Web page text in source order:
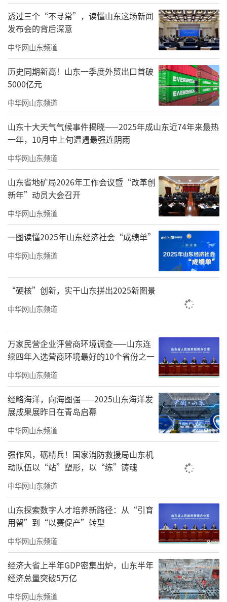
国足本届亚洲杯小组赛战绩：
1月13日第一轮，国足0-0塔吉克斯坦
1月17日第二轮，国足0-0黎巴嫩
1月22日第三轮，国足0-1卡塔尔
亚洲杯A组最终积分榜
（来源：新黄河）
责任编辑：窦静
透过三个“不寻常”，读懂山东这场新闻
发布会的背后深意
中华网山东频道
历史同期新高！山东一季度外贸出口首破
5000亿元
中华网山东频道
山东十大天气气候事件揭晓——2025年成山东近74年来最热
一年，10月中上旬遭遇最强连阴雨
中华网山东频道
山东省地矿局2026年工作会议暨“改革创
新年”动员大会召开
中华网山东频道
一图读懂2025年山东经济社会“成绩单”
中华网山东频道
“硬核”创新，实干山东拼出2025新图景
中华网山东频道
万家民营企业评营商环境调查——山东连
续四年入选营商环境最好的10个省份之一
中华网山东频道
经略海洋，向海图强——2025山东海洋发
展成果展昨日在青岛启幕
中华网山东频道
强作风，砺精兵！国家消防救援局山东机
动队伍以“站”塑形，以“练”铸魂
中华网山东频道
山东探索数字人才培养新路径：从“引育
用留”到“以赛促产”转型
中华网山东频道
经济大省上半年GDP密集出炉，山东半年
经济总量突破5万亿
中华网山东频道